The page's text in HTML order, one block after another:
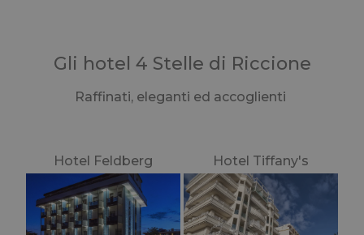
Gli hotel 4 Stelle di Riccione
Raffinati, eleganti ed accoglienti
Hotel Feldberg Hotel Tiffany's